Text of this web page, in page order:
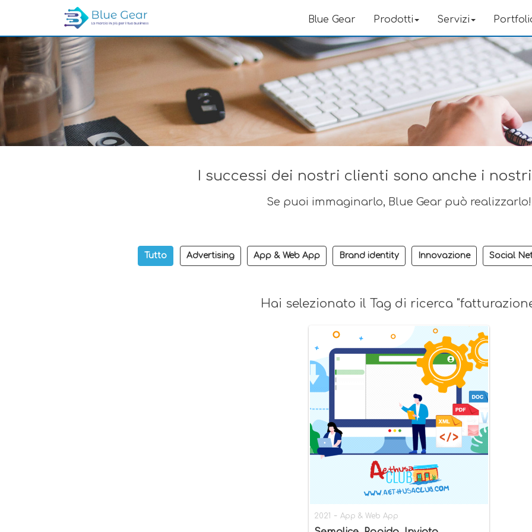
Blue Gear Prodotti Servizi
I successi dei nostri clienti sono anche i
Se puoi immaginarlo, Blue Gear può realizzarlo!
Tutto Advertising App & Web App Brand identity Innovazione Social
Hai selezionato il Tag di ricerca
2021 - App & Web App